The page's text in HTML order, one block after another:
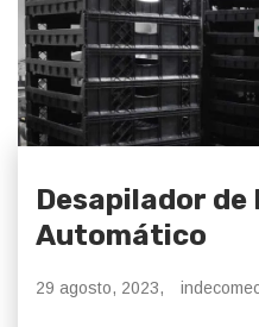
Desapilador de
Automático
29 agosto, 2023,